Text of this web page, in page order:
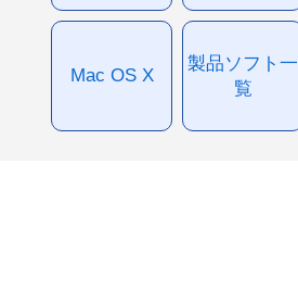
Mac OS X
製品ソフト一
覧